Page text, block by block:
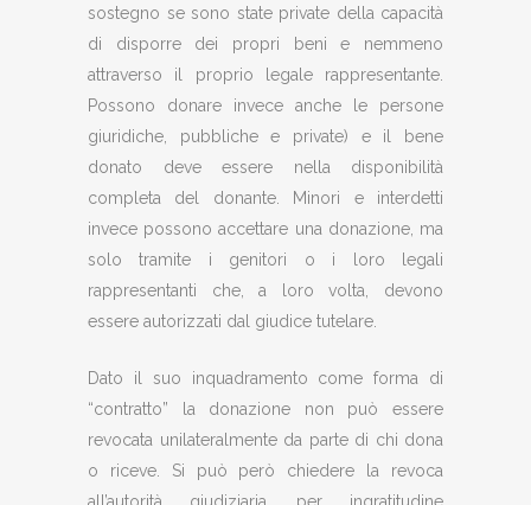
sostegno se sono state private della capacità
di disporre dei propri beni e nemmeno
attraverso il proprio legale rappresentante.
Possono donare invece anche le persone
giuridiche, pubbliche e private) e il bene
donato deve essere nella disponibilità
completa del donante. Minori e interdetti
invece possono accettare una donazione, ma
solo tramite i genitori o i loro legali
rappresentanti che, a loro volta, devono
essere autorizzati dal giudice tutelare.
Dato il suo inquadramento come forma di
“contratto” la donazione non può essere
revocata unilateralmente da parte di chi dona
o riceve. Si può però chiedere la revoca